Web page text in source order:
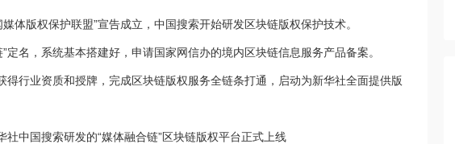
体版权保护联盟”宣告成立，中国搜索开始研发区块链版权保护技术。
定名，系统基本搭建好，申请国家网信办的境内区块链信息服务产品备案。
得行业资质和授牌，完成区块链版权服务全链条打通，启动为新华社全面提供版
社中国搜索研发的“媒体融合链”区块链版权平台正式上线